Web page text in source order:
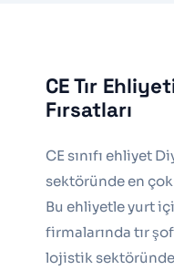
CE Tır
Fırsatları
CE sınıfı ehliyet
sektöründe en
Bu ehliyetle yurt
firmalarında tır
lojistik